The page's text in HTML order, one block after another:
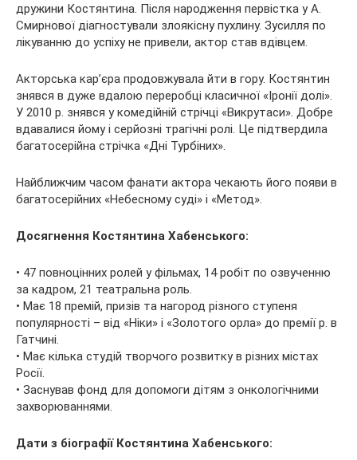
дружини Костянтина. Після народження первістка у А.
Смирнової діагностували злоякісну пухлину. Зусилля по
лікуванню до успіху не привели, актор став вдівцем.
Акторська кар’єра продовжувала йти в гору. Костянтин
знявся в дуже вдалою переробці класичної «Іронії долі».
У 2010 р. знявся у комедійній стрічці «Викрутаси». Добре
вдавалися йому і серйозні трагічні ролі. Це підтвердила
багатосерійна стрічка «Дні Турбіних».
Найближчим часом фанати актора чекають його появи в
багатосерійних «Небесному суді» і «Метод».
Досягнення Костянтина Хабенського:
• 47 повноцінних ролей у фільмах, 14 робіт по озвученню
за кадром, 21 театральна роль.
• Має 18 премій, призів та нагород різного ступеня
популярності – від «Ніки» і «Золотого орла» до премії р. в
Гатчині.
• Має кілька студій творчого розвитку в різних містах
Росії.
• Заснував фонд для допомоги дітям з онкологічними
захворюваннями.
Дати з біографії Костянтина Хабенського: